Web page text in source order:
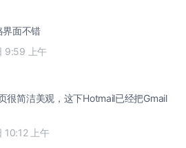
界面不错
9:59 上午
很简洁美观，这下Hotmail已经把Gmail
10:12 上午